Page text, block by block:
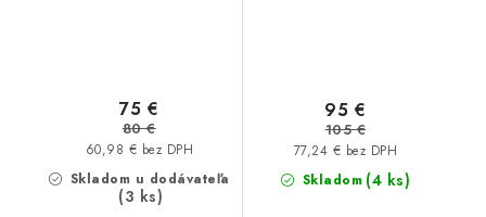
Skladom u dodávateľa
(3 ks)
60,98 € bez DPH
75 €
80 €
Skladom (4 ks)
77,24 € bez DPH
95 €
105 €